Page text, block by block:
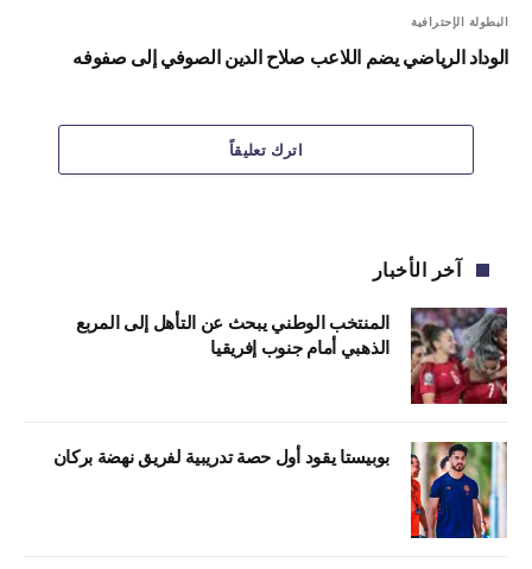
البطولة الإحترافية
الوداد الرياضي يضم اللاعب صلاح الدين الصوفي إلى صفوفه
اترك تعليقاً
آخر الأخبار
المنتخب الوطني يبحث عن التأهل إلى المربع
الذهبي أمام جنوب إفريقيا
بوبيستا يقود أول حصة تدريبية لفريق نهضة بركان